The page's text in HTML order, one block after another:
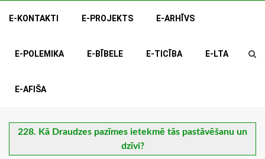
E-KONTAKTI E-PROJEKTS E-ARHĪVS
E-POLEMIKA E-BĪBELE E-TICĪBA E-LTA
E-AFIŠA
228. Kā Draudzes pazīmes ietekmē tās pastāvēšanu un
dzīvi?